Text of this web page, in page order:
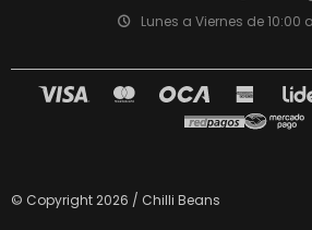
Lunes a Viernes de 10:00
© Copyright 2026 / Chilli Beans